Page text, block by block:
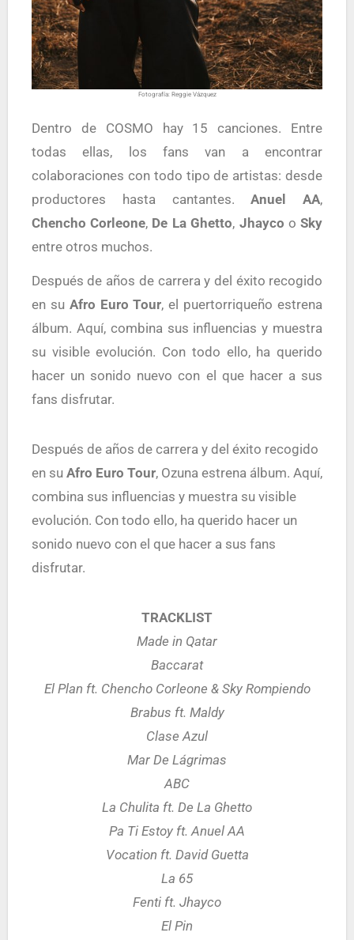
Fotografía: Reggie Vázquez
Dentro de COSMO hay 15 canciones. Entre
todas ellas, los fans van a encontrar
colaboraciones con todo tipo de artistas: desde
productores hasta cantantes.Anuel AA,
Chencho Corleone, De La Ghetto, Jhayco oSky
entre otros muchos.
Después de años de carrera y del éxito recogido
en su Afro Euro Tour, el puertorriqueño estrena
álbum. Aquí, combina sus influencias y muestra
su visible evolución. Con todo ello, ha querido
hacer un sonido nuevo con el que hacer a sus
fans disfrutar.
Después de años de carrera y del éxito recogido
en su Afro Euro Tour, Ozuna estrena álbum. Aquí,
combina sus influencias y muestra su visible
evolución. Con todo ello, ha querido hacer un
sonido nuevo con el que hacer a sus fans
disfrutar.
TRACKLIST
Made in Qatar
Baccarat
El Plan ft. Chencho Corleone & Sky Rompiendo
Brabus ft. Maldy
Clase Azul
Mar De Lágrimas
ABC
La Chulita ft. De La Ghetto
Pa Ti Estoy ft. Anuel AA
Vocation ft. David Guetta
La 65
Fenti ft. Jhayco
El Pin